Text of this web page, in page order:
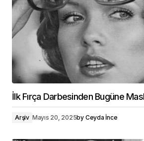
İlk Fırça Darbesinden Bugüne
Arşiv Mayıs 20, 2025by Ceyda İnce